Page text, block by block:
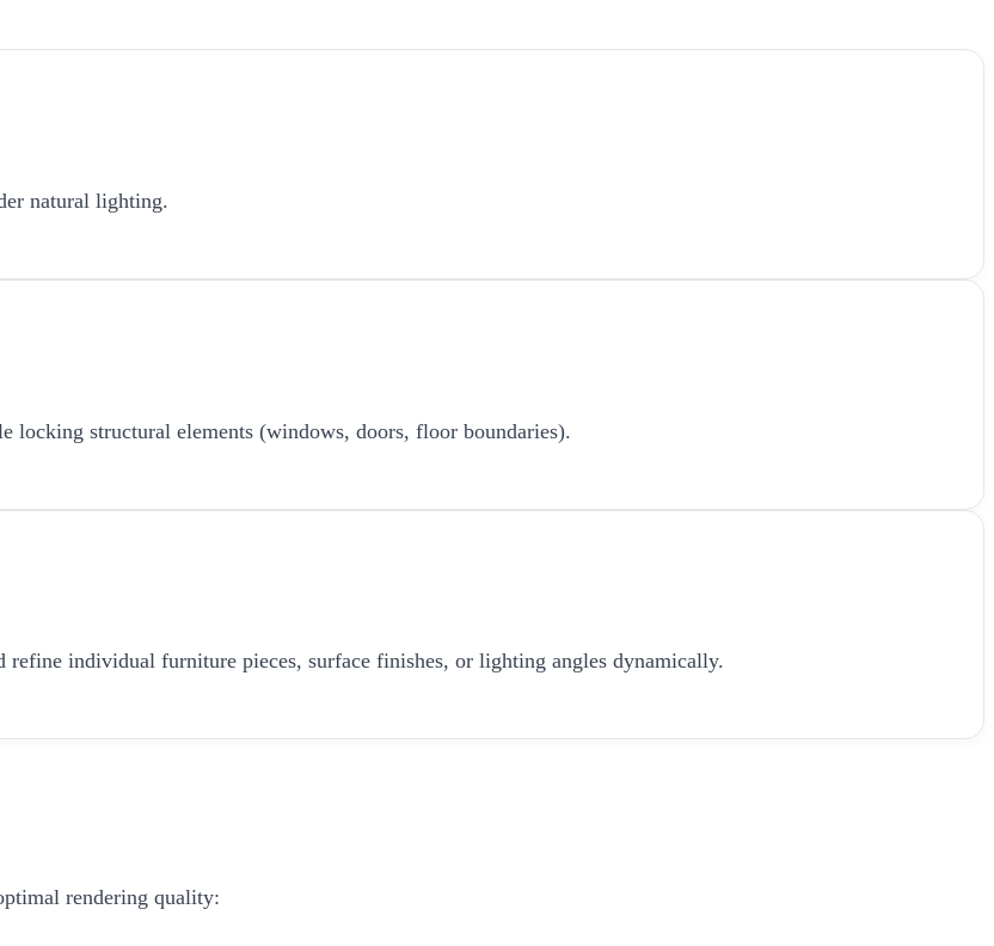
natural lighting.
locking structural elements (windows, doors, floor boundaries).
individual furniture pieces, surface finishes, or lighting angles dynamically.
rendering quality: